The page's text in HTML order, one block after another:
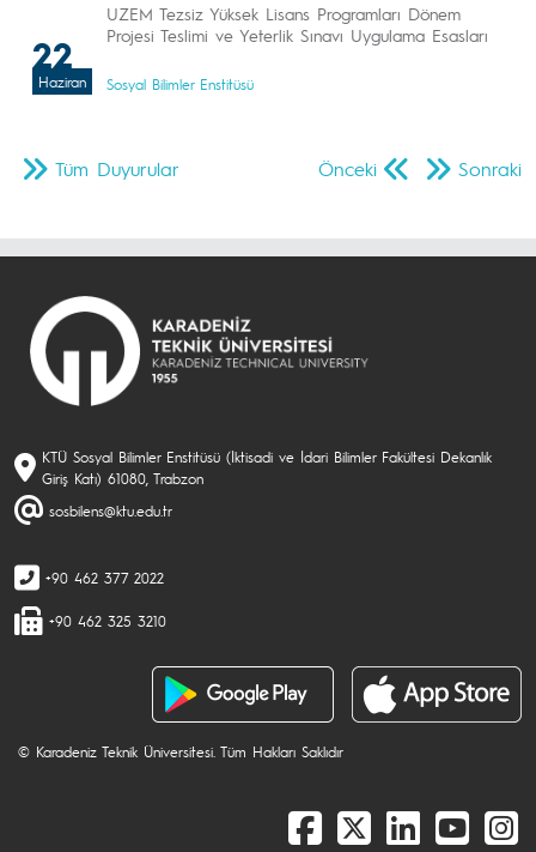
22
Haziran
UZEM Tezsiz Yüksek Lisans Programları Dönem
Projesi Teslimi ve Yeterlik Sınavı Uygulama Esasları
Sosyal Bilimler Enstitüsü
Önceki Sonraki
Tüm Duyurular
KTÜ Sosyal Bilimler Enstitüsü (İktisadi ve İdari Bilimler Fakültesi Dekanlık
Giriş Katı) 61080, Trabzon
sosbilens@ktu.edu.tr
+90 462 377 2022
+90 462 325 3210
© Karadeniz Teknik Üniversitesi. Tüm Hakları Saklıdır